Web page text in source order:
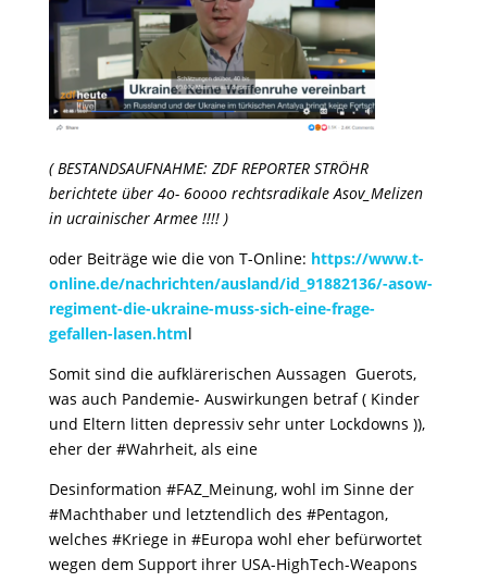
( BESTANDSAUFNAHME: ZDF REPORTER STRÖHR
berichtete über 4o- 6oooo rechtsradikale Asov_Melizen
in ucrainischer Armee !!!! )
oder Beiträge wie die von T-Online: https://www.t-
online.de/nachrichten/ausland/id_91882136/-asow-
regiment-die-ukraine-muss-sich-eine-frage-
gefallen-lasen.html
Somit sind die aufklärerischen Aussagen Guerots,
was auch Pandemie- Auswirkungen betraf ( Kinder
und Eltern litten depressiv sehr unter Lockdowns )),
eher der #Wahrheit, als eine
Desinformation #FAZ_Meinung, wohl im Sinne der
#Machthaber und letztendlich des #Pentagon,
welches #Kriege in #Europa wohl eher befürwortet
wegen dem Support ihrer USA-HighTech-Weapons